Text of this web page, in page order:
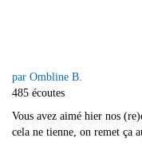
par Ombline B.
485 écoutes
Vous avez aimé hier nos
cela ne tienne, on remet ça